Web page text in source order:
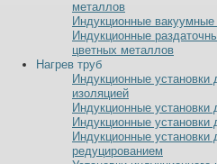
металлов
Индукционные
Индукционные
цветных металлов
Нагрев труб
Индукционные установки
изоляцией
Индукционные установки
Индукционные установки
Индукционные установки
редуцированием